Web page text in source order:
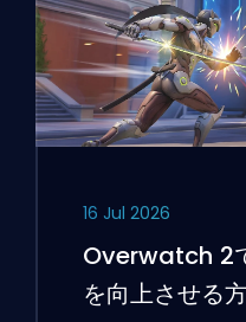
16 Jul 2026
Overwatch 2
を向上させる